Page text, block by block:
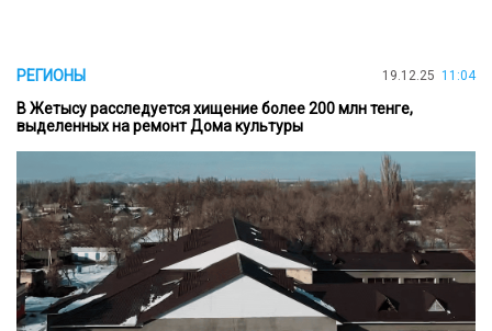
РЕГИОНЫ 19.12.25 11:04
В Жетысу расследуется хищение более 200 млн тенге,
выделенных на ремонт Дома культуры